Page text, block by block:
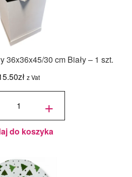
36x36x45/30 cm Biały – 1 szt.
zł z Vat
30
- 1 +
do koszyka